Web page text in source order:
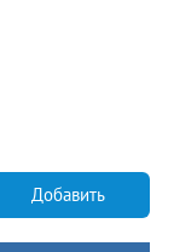
Добавить